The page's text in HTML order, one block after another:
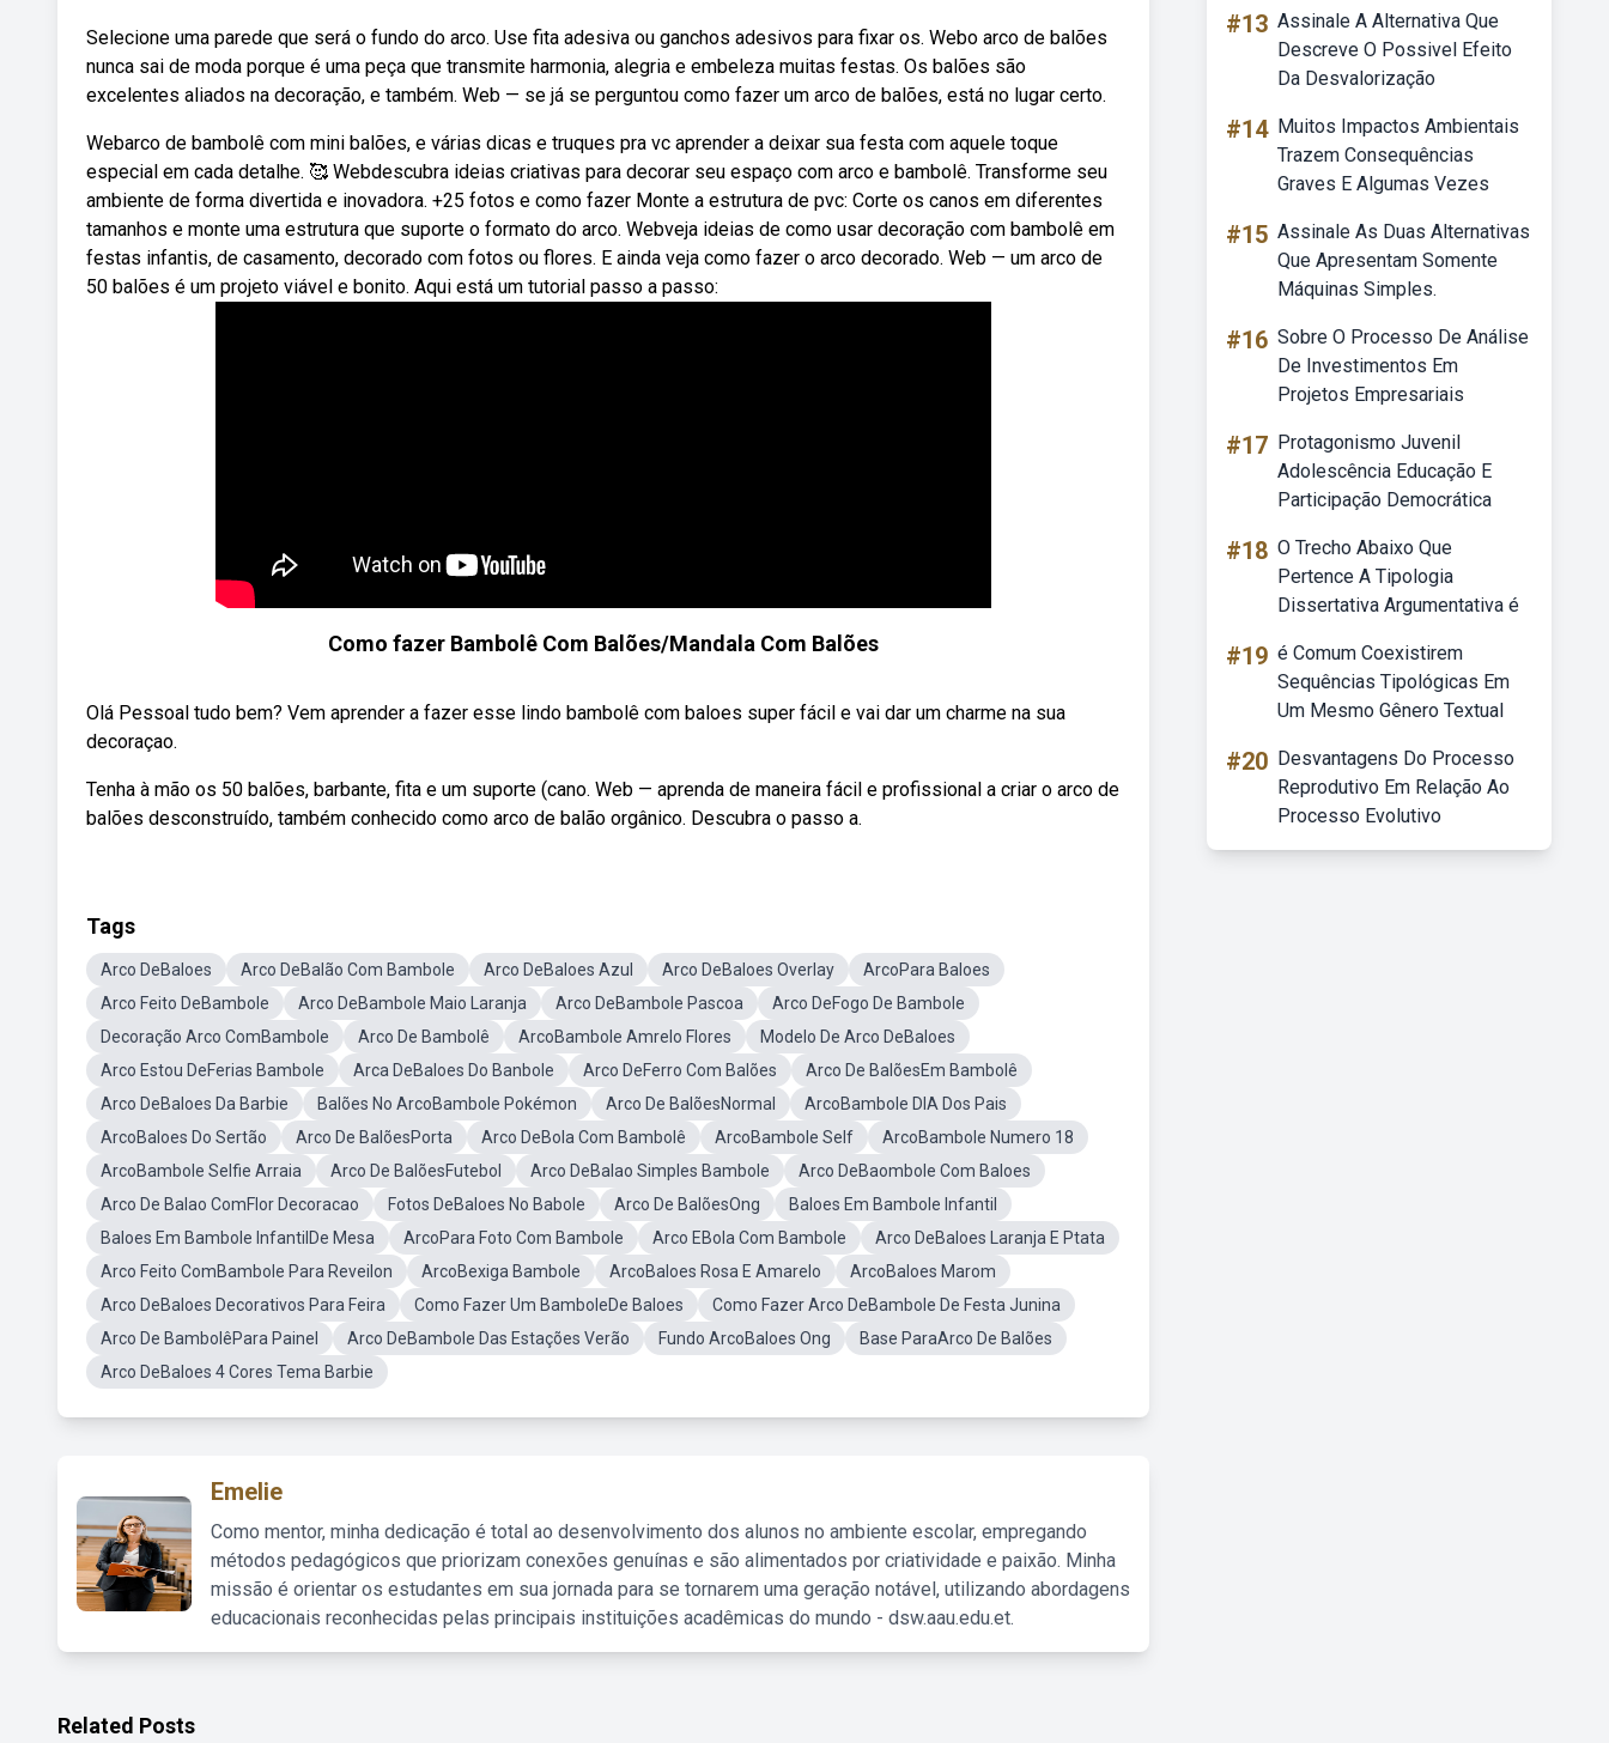
Selecione uma parede que será o fundo do arco. Use fita adesiva ou ganchos adesivos para fixar os. Webo arco de balões
nunca sai de moda porque é uma peça que transmite harmonia, alegria e embeleza muitas festas. Os balões são
excelentes aliados na decoração, e também. Web — se já se perguntou como fazer um arco de balões, está no lugar certo.
Webarco de bambolê com mini balões, e várias dicas e truques pra vc aprender a deixar sua festa com aquele toque
especial em cada detalhe. 🥰 Webdescubra ideias criativas para decorar seu espaço com arco e bambolê. Transforme seu
ambiente de forma divertida e inovadora. +25 fotos e como fazer Monte a estrutura de pvc: Corte os canos em diferentes
tamanhos e monte uma estrutura que suporte o formato do arco. Webveja ideias de como usar decoração com bambolê em
festas infantis, de casamento, decorado com fotos ou flores. E ainda veja como fazer o arco decorado. Web — um arco de
50 balões é um projeto viável e bonito. Aqui está um tutorial passo a passo:
Como fazer Bambolê Com Balões/Mandala Com Balões
Olá Pessoal tudo bem? Vem aprender a fazer esse lindo bambolê com baloes super fácil e vai dar um charme na sua
decoraçao.
Tenha à mão os 50 balões, barbante, fita e um suporte (cano. Web — aprenda de maneira fácil e profissional a criar o arco de
balões desconstruído, também conhecido como arco de balão orgânico. Descubra o passo a.
Tags
Arco DeBaloes Arco DeBalão Com Bambole Arco DeBaloes Azul Arco DeBaloes Overlay
ArcoPara Baloes
Arco Feito DeBambole
Arco DeBambole Maio Laranja Arco DeBambole Pascoa
Arco DeFogo De Bambole
Decoração Arco ComBambole
Arco De Bambolê ArcoBambole Amrelo Flores
Modelo De Arco DeBaloes
Arco Estou DeFerias Bambole
Arca DeBaloes Do Banbole Arco DeFerro Com Balões
Arco De BalõesEm Bambolê
Arco DeBaloes Da Barbie
Balões No ArcoBambole Pokémon Arco De BalõesNormal
ArcoBambole DIA Dos Pais
ArcoBaloes Do Sertão
Arco De BalõesPorta Arco DeBola Com Bambolê ArcoBambole Self
ArcoBambole Numero 18
ArcoBambole Selfie Arraia
Arco De BalõesFutebol Arco DeBalao Simples Bambole
Arco DeBaombole Com Baloes
Arco De Balao ComFlor Decoracao
Fotos DeBaloes No Babole Arco De BalõesOng
Baloes Em Bambole Infantil
Baloes Em Bambole InfantilDe Mesa
ArcoPara Foto Com Bambole Arco EBola Com Bambole
Arco DeBaloes Laranja E Ptata
Arco Feito ComBambole Para Reveilon
ArcoBexiga Bambole ArcoBaloes Rosa E Amarelo
ArcoBaloes Marom
Arco DeBaloes Decorativos Para Feira
Como Fazer Um BamboleDe Baloes
Como Fazer Arco DeBambole De Festa Junina
Arco De BambolêPara Painel
Arco DeBambole Das Estações Verão Fundo ArcoBaloes Ong
Base ParaArco De Balões
Arco DeBaloes 4 Cores Tema Barbie
Emelie
Como mentor, minha dedicação é total ao desenvolvimento dos alunos no ambiente escolar, empregando
métodos pedagógicos que priorizam conexões genuínas e são alimentados por criatividade e paixão. Minha
missão é orientar os estudantes em sua jornada para se tornarem uma geração notável, utilizando abordagens
educacionais reconhecidas pelas principais instituições acadêmicas do mundo - dsw.aau.edu.et.
#13 Assinale A Alternativa Que
Descreve O Possivel Efeito
Da Desvalorização
#14 Muitos Impactos Ambientais
Trazem Consequências
Graves E Algumas Vezes
#15 Assinale As Duas Alternativas
Que Apresentam Somente
Máquinas Simples.
#16 Sobre O Processo De Análise
De Investimentos Em
Projetos Empresariais
#17 Protagonismo Juvenil
Adolescência Educação E
Participação Democrática
#18 O Trecho Abaixo Que
Pertence A Tipologia
Dissertativa Argumentativa é
#19 é Comum Coexistirem
Sequências Tipológicas Em
Um Mesmo Gênero Textual
#20 Desvantagens Do Processo
Reprodutivo Em Relação Ao
Processo Evolutivo
Related Posts